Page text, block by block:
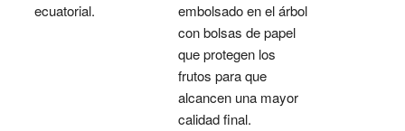
ecuatorial.
embolsado en el árbol
con bolsas de papel
que protegen los
frutos para que
alcancen una mayor
calidad final.